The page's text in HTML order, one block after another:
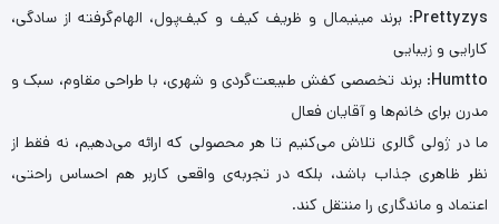
Prettyzys: برند مینیمال و ظریف کیف و کیف‌پول، الهام‌گرفته از سادگی،
کارایی و زیبایی
Humtto: برند تخصصی کفش طبیعت‌گردی و شهری، با طراحی مقاوم، سبک و
مدرن برای خانم‌ها و آقایان فعال
ما در ژولی گالری تلاش می‌کنیم تا هر محصولی که ارائه می‌دهیم، نه فقط از
نظر ظاهری جذاب باشد، بلکه در تجربه‌ی واقعی کاربر هم احساس راحتی،
اعتماد و ماندگاری را منتقل کند.